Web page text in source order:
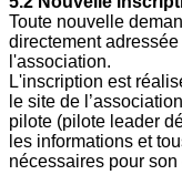
Toute nouvelle
directement
l'association.
L'inscription est
le site de
pilote (pilote leader
les informations et
nécessaires pour